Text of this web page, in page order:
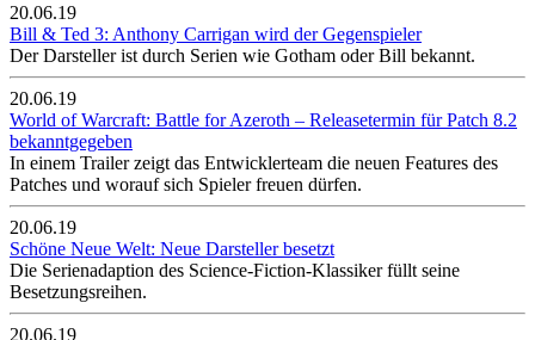
20.06.19
Bill & Ted 3: Anthony Carrigan wird der Gegenspieler
Der Darsteller ist durch Serien wie Gotham oder Bill bekannt.
20.06.19
World of Warcraft: Battle for Azeroth – Releasetermin für Patch 8.2
bekanntgegeben
In einem Trailer zeigt das Entwicklerteam die neuen Features des
Patches und worauf sich Spieler freuen dürfen.
20.06.19
Schöne Neue Welt: Neue Darsteller besetzt
Die Serienadaption des Science-Fiction-Klassiker füllt seine
Besetzungsreihen.
20.06.19